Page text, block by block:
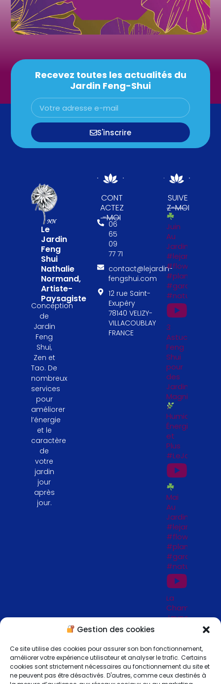
Gestion des cookies
Ce site utilise des cookies pour assurer son bon fonctionnement,
améliorer votre expérience utilisateur et analyser le trafic. Certains
cookies sont strictement nécessaires au fonctionnement du site et
ne peuvent pas être désactivés. D'autres, comme ceux destinés à
Recevez toutes les actualités du
Jardin Feng-Shui
S'inscrire
Le
Jardin
Feng
Shui
Nathalie
Normand,
Artiste-
Paysagiste
Conception
de
Jardin
Feng
Shui,
Zen et
Tao. De
nombreux
services
pour
améliorer
l’énergie
et le
caractère
de
votre
jardin
jour
après
jour.
CONT
ACTEZ
-MOI
06
65
09
77 71
contact@lejardin-
fengshui.com
12 rue Saint-
Exupéry
78140 VELIZY-
VILLACOUBLAY
FRANCE
SUIVE
Z-MOI
Juin
Au
Jardin
#flowers
#garden
#naturelovers
3
Astuces
Feng
Shui
pour
des
Jardinières
Magnifiques
Humidité,
Énergie
et
Plus
Mai
Au
Jardin
#flowers
#garden
#naturelovers
La
Chambre
Jaune
de
Séricourt
_ 62